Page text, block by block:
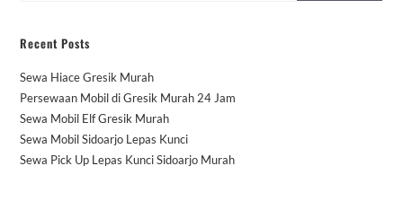
Recent Posts
Sewa Hiace Gresik Murah
Persewaan Mobil di Gresik Murah 24 Jam
Sewa Mobil Elf Gresik Murah
Sewa Mobil Sidoarjo Lepas Kunci
Sewa Pick Up Lepas Kunci Sidoarjo Murah